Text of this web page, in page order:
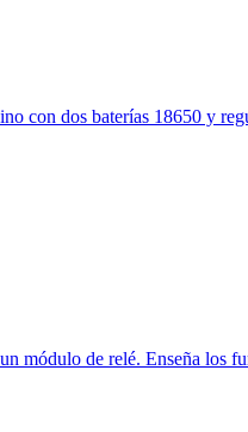
con dos baterías 18650 y
de relé. Enseña los